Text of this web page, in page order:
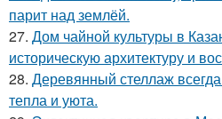
парит над землёй.
27. Дом чайной культуры в
историческую архитектуру и
28. Деревянный стеллаж
тепла и уюта.